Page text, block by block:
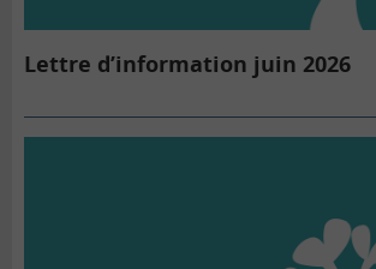
Lettre d’information juin 2026